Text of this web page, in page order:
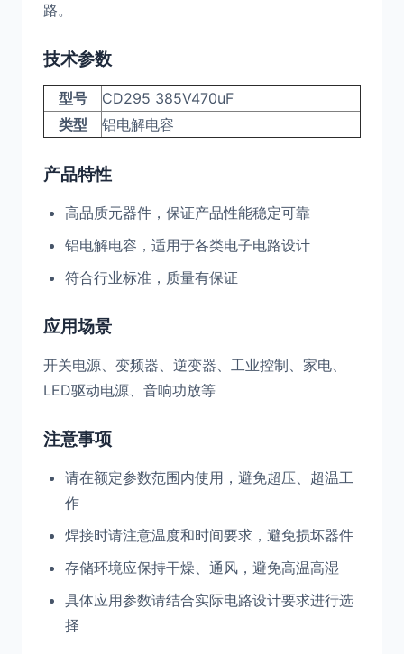
路。
技术参数
型号
CD295 385V470uF
类型
铝电解电容
产品特性
高品质元器件，保证产品性能稳定可靠
铝电解电容，适用于各类电子电路设计
符合行业标准，质量有保证
应用场景
开关电源、变频器、逆变器、工业控制、家电、
LED驱动电源、音响功放等
注意事项
请在额定参数范围内使用，避免超压、超温工
作
焊接时请注意温度和时间要求，避免损坏器件
存储环境应保持干燥、通风，避免高温高湿
具体应用参数请结合实际电路设计要求进行选
择